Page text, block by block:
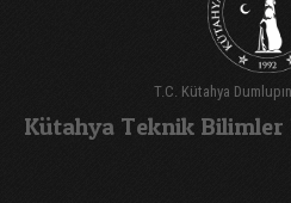
T.C. Kütahya
Kütahya Teknik Bilimler